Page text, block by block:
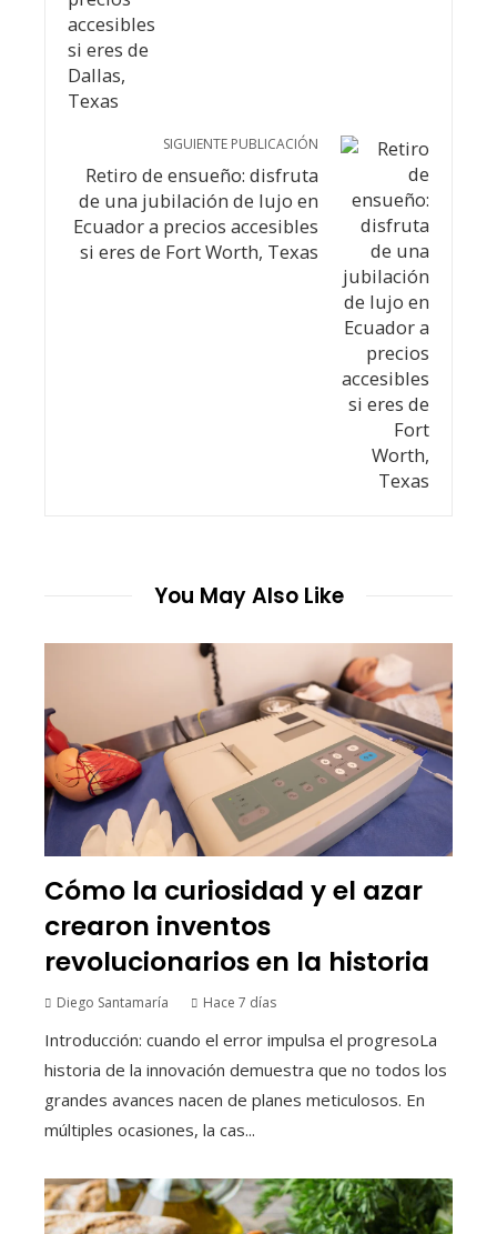
SIGUIENTE PUBLICACIÓN
Retiro de ensueño: disfruta
de una jubilación de lujo en
Ecuador a precios accesibles
si eres de Fort Worth, Texas
You May Also Like
Cómo la curiosidad y el azar
crearon inventos
revolucionarios en la historia
Diego Santamaría Hace 7 días
Introducción: cuando el error impulsa el progresoLa
historia de la innovación demuestra que no todos los
grandes avances nacen de planes meticulosos. En
múltiples ocasiones, la cas...